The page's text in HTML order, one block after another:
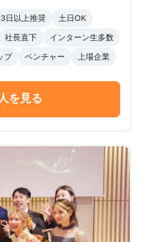
日以上推奨 土日OK
社長直下 インターン生多数
プ ベンチャー 上場企業
を見る